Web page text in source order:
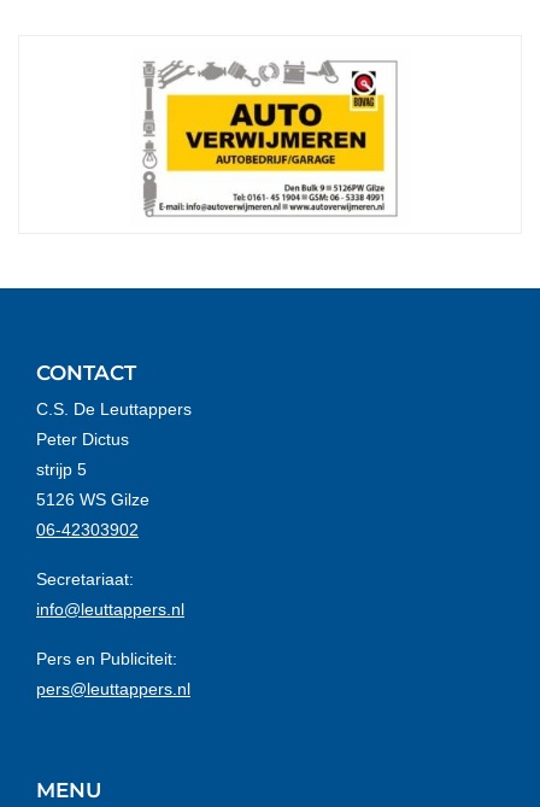
CONTACT
C.S. De Leuttappers
Peter Dictus
strijp 5
5126 WS Gilze
06-42303902
Secretariaat:
info@leuttappers.nl
Pers en Publiciteit:
pers@leuttappers.nl
MENU